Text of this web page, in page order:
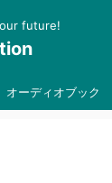
future!
オーディオブック